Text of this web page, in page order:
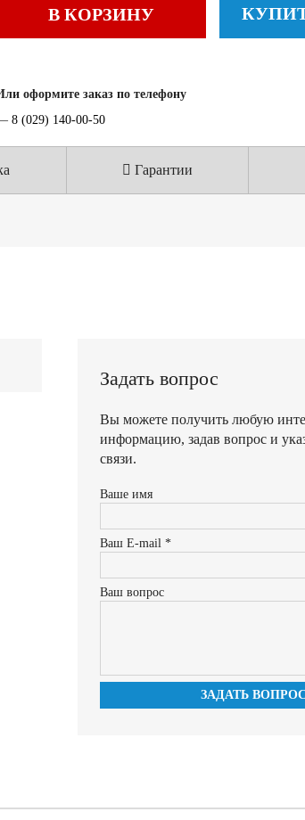
В КОРЗИНУ
оформите заказ по телефону
8 (029) 140-00-50
Гарантии
Задать вопрос
Вы можете получить любую
информацию, задав вопрос и
связи.
Ваше имя
Ваш E-mail *
Ваш вопрос
ЗАДАТЬ ВОПРОС